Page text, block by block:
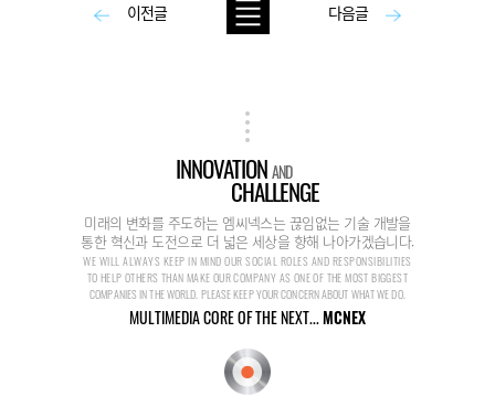
이전글 다음글
INNOVATIONAND
CHALLENGE
미래의 변화를 주도하는 엠씨넥스는 끊임없는 기술 개발을
통한 혁신과 도전으로 더 넓은 세상을 향해 나아가겠습니다.
WE WILL ALWAYS KEEP IN MIND OUR SOCIAL ROLES AND RESPONSIBILITIES
TO HELP OTHERS THAN MAKE OUR COMPANY AS ONE OF THE MOST BIGGEST
COMPANIES IN THE WORLD. PLEASE KEEP YOUR CONCERN ABOUT WHAT WE DO.
MULTIMEDIA CORE OF THE NEXT...MCNEX